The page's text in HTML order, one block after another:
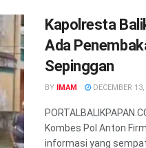
Kapolresta
Ada
Sepinggan
BY IMAM DECEMBER
Kombes Pol Anton
informasi yang